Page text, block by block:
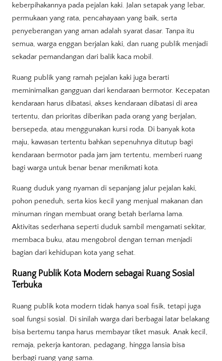
keberpihakannya pada pejalan kaki. Jalan setapak yang lebar,
permukaan yang rata, pencahayaan yang baik, serta
penyeberangan yang aman adalah syarat dasar. Tanpa itu
semua, warga enggan berjalan kaki, dan ruang publik menjadi
sekadar pemandangan dari balik kaca mobil.
Ruang publik yang ramah pejalan kaki juga berarti
meminimalkan gangguan dari kendaraan bermotor. Kecepatan
kendaraan harus dibatasi, akses kendaraan dibatasi di area
tertentu, dan prioritas diberikan pada orang yang berjalan,
bersepeda, atau menggunakan kursi roda. Di banyak kota
maju, kawasan tertentu bahkan sepenuhnya ditutup bagi
kendaraan bermotor pada jam jam tertentu, memberi ruang
bagi warga untuk benar benar menikmati kota.
Ruang duduk yang nyaman di sepanjang jalur pejalan kaki,
pohon peneduh, serta kios kecil yang menjual makanan dan
minuman ringan membuat orang betah berlama lama.
Aktivitas sederhana seperti duduk sambil mengamati sekitar,
membaca buku, atau mengobrol dengan teman menjadi
bagian dari kehidupan kota yang sehat.
Ruang Publik Kota Modern sebagai Ruang Sosial
Terbuka
Ruang publik kota modern tidak hanya soal fisik, tetapi juga
soal fungsi sosial. Di sinilah warga dari berbagai latar belakang
bisa bertemu tanpa harus membayar tiket masuk. Anak kecil,
remaja, pekerja kantoran, pedagang, hingga lansia bisa
berbagi ruang yang sama.